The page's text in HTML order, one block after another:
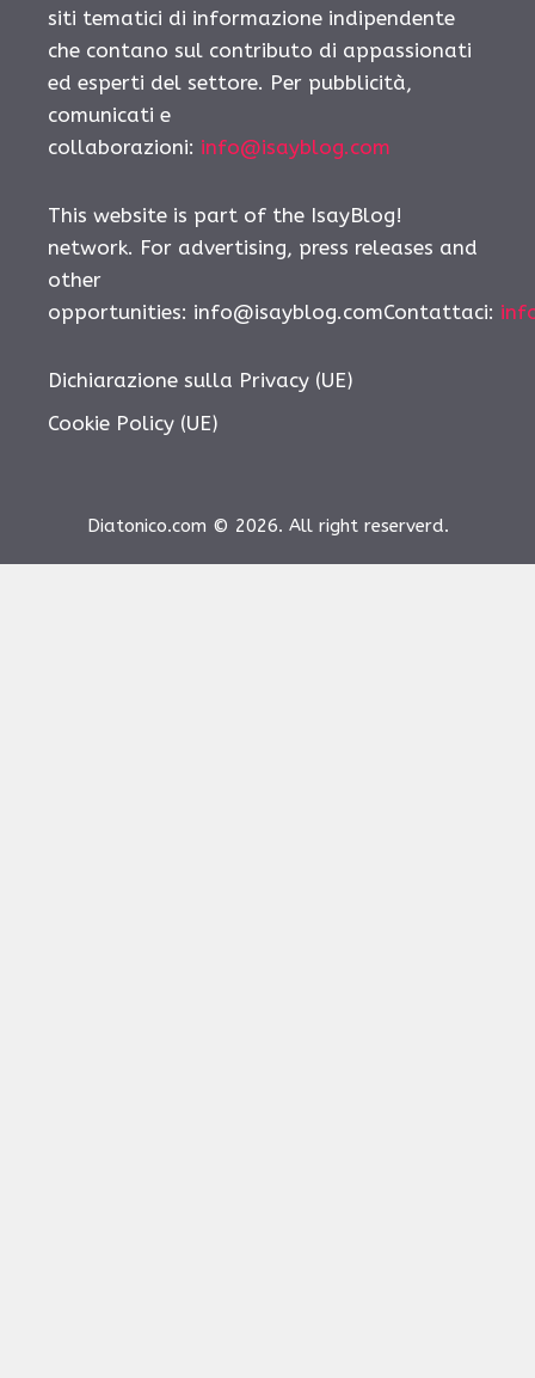
siti tematici di informazione indipendente
che contano sul contributo di appassionati
ed esperti del settore. Per pubblicità,
comunicati e
collaborazioni: info@isayblog.com
This website is part of the IsayBlog!
network. For advertising, press releases and
other
opportunities: info@isayblog.comContattaci:
Dichiarazione sulla Privacy (UE)
Cookie Policy (UE)
Diatonico.com © 2026. All right reserverd.